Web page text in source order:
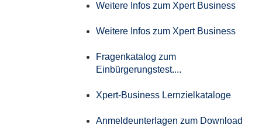
Weitere Infos zum Xpert Business
Weitere Infos zum Xpert Business
Fragenkatalog zum
Einbürgerungstest....
Xpert-Business Lernzielkataloge
Anmeldeunterlagen zum Download